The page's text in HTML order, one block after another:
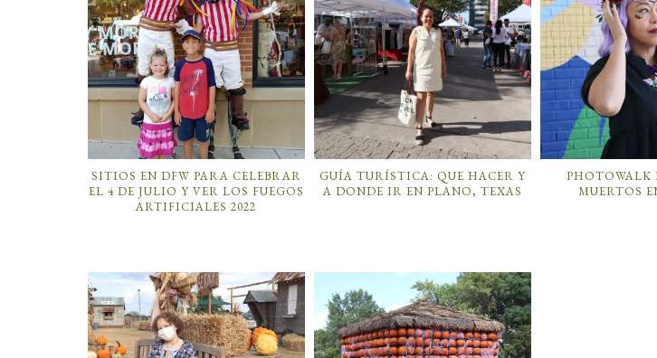
SITIOS EN DFW PARA CELEBRAR
EL 4 DE JULIO Y VER LOS FUEGOS
ARTIFICIALES 2022
GUÍA TURÍSTICA: QUE HACER Y
A DONDE IR EN PLANO, TEXAS
PHOTOWALK
MUERTOS